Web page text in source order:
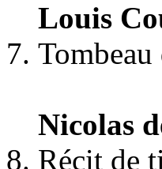
Louis
Nicolas
Récit de